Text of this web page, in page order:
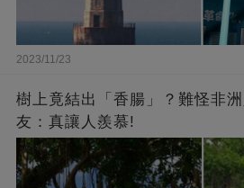
2023/11/23
樹上竟結出「香腸」？難怪非
友：真讓人羨慕!